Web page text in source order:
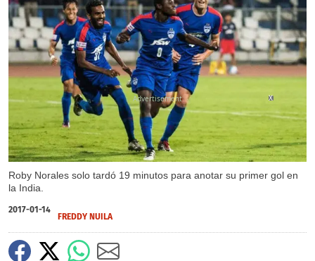
Roby Norales solo tardó 19 minutos para anotar su primer gol en
la India.
X
2017-01-14
FREDDY NUILA